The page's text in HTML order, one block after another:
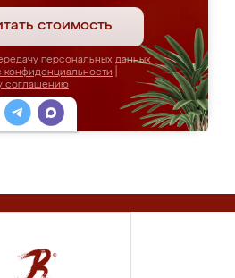
стоимость
персональных данных
конфиденциальности
соглашению